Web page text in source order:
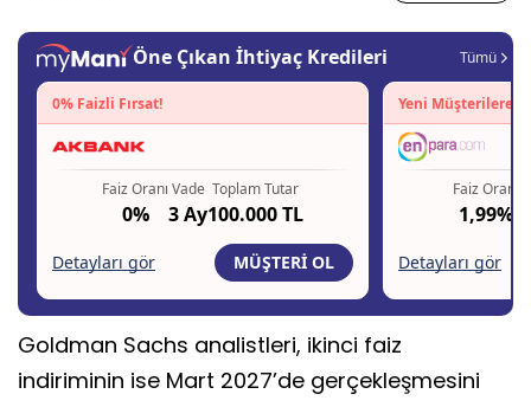
Goldman Sachs analistleri, ikinci faiz
indiriminin ise Mart 2027’de gerçekleşmesini